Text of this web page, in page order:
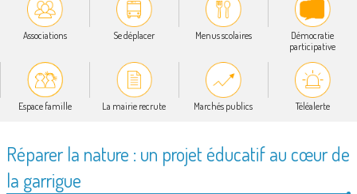
Associations Se déplacer Menus scolaires
Démocratie
participative
Espace famille La mairie recrute Marchés publics Téléalerte
Réparer la nature : un projet éducatif au cœur de
la garrigue